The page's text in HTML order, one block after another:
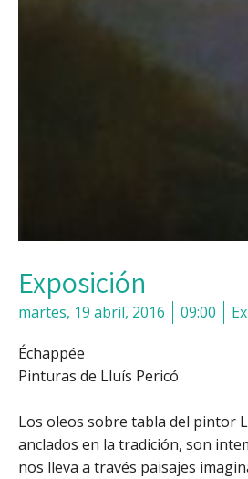
Exposición
martes, 19 abril, 2016 09:00
Échappée
Pinturas de Lluís Pericó
Los oleos sobre tabla del pintor
anclados en la tradición, son
nos lleva a través paisajes